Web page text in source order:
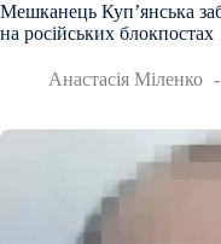
Мешканець Купʼянська
на російських блокпостах
Анастасія Міленко